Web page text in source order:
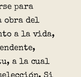
para
obra del
a la vida,
a la cual